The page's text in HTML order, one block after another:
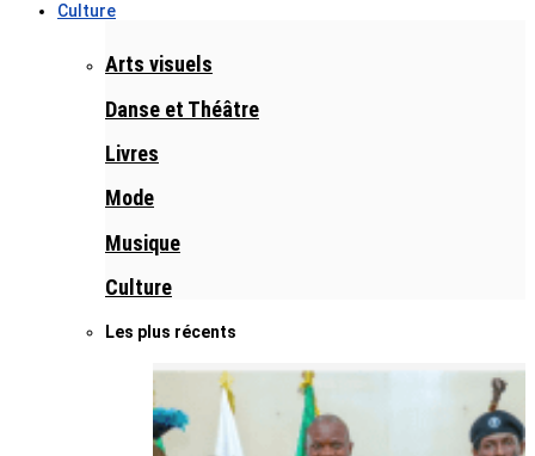
Culture
Arts visuels
Danse et Théâtre
Livres
Mode
Musique
Culture
Les plus récents